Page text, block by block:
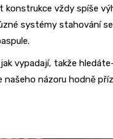
vždy spíše
systémy stahování
vypadají, takže
našeho názoru hodně